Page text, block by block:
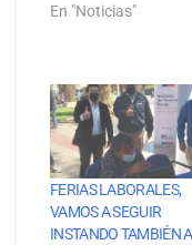
En "Noticias"
FERIAS LABORALES,
VAMOS A SEGUIR
INSTANDO TAMBIÉN A